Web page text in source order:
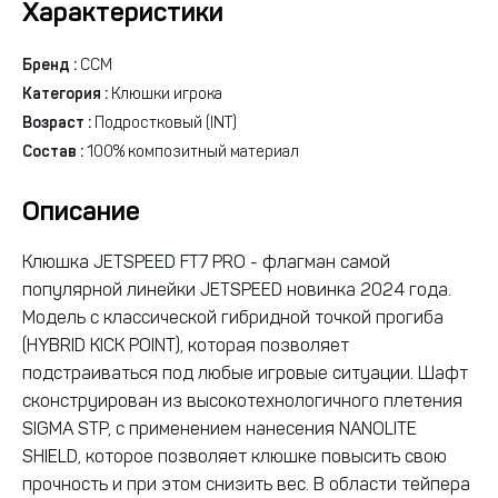
Характеристики
Бренд : CCM
Категория : Клюшки игрока
Возраст : Подростковый (INT)
Состав : 100% композитный материал
Описание
Клюшка JETSPEED FT7 PRO - флагман самой
популярной линейки JETSPEED новинка 2024 года.
Модель с классической гибридной точкой прогиба
(HYBRID KICK POINT), которая позволяет
подстраиваться под любые игровые ситуации. Шафт
сконструирован из высокотехнологичного плетения
SIGMA STP, с применением нанесения NANOLITE
SHIELD, которое позволяет клюшке повысить свою
прочность и при этом снизить вес. В области тейпера